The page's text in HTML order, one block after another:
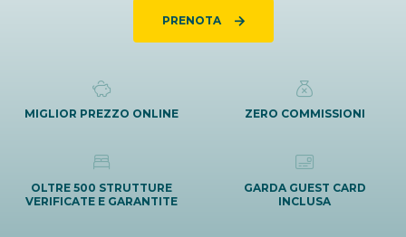
PRENOTA
MIGLIOR PREZZO ONLINE ZERO COMMISSIONI
OLTRE 500 STRUTTURE
VERIFICATE E GARANTITE
GARDA GUEST CARD
INCLUSA